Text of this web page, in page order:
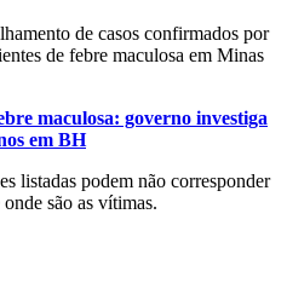
de casos confirmados por
de febre maculosa em Minas
maculosa: governo investiga
em BH
listadas podem não corresponder
são as vítimas.